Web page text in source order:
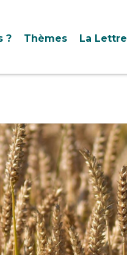
? Thèmes La Lettre